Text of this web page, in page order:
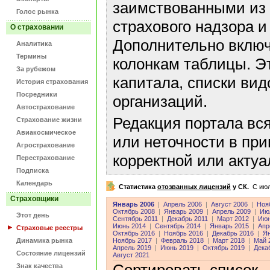
Голос рынка
О страховании
Аналитика
Термины
За рубежом
История страхования
Посредники
Автострахование
Страхование жизни
Авиакосмическое
Агрострахование
Перестрахование
Подписка
Календарь
Страховщики
Этот день
Страховые реестры
Динамика рынка
Состояние лицензий
Знак качества
заимствованными
страхового надзора
Дополнительно
колонкам таблицы.
капитала, списки
организаций.
Редакция портала
или неточности в
корректной или
Статистика отозванных лицензий у СК. C
Январь 2006 Апрель 2006 Август 2006
Октябрь 2008
Январь 2009 Апрель 2009
Сентябрь 2011
Декабрь 2011 Март 2012
Июнь 2014
Сентябрь 2014 Январь 2015
Октябрь 2016
Ноябрь 2016 Декабрь 2016
Ноябрь 2017
Февраль 2018 Март 2018
Май
Апрель 2019
Июнь 2019 Октябрь 2019
Август 2021